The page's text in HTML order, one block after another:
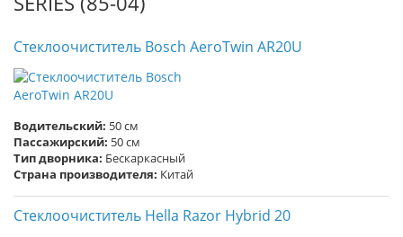
Стеклоочиститель Bosch AeroTwin AR20U
Водительский: 50 см
Пассажирский: 50 см
Тип дворника: Бескаркасный
Страна производителя: Китай
Стеклоочиститель Hella Razor Hybrid 20